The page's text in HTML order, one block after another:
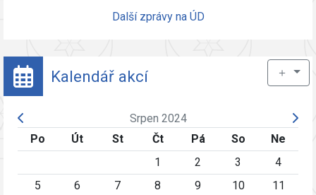
Další zprávy na ÚD
Kalendář akcí ＋
Srpen 2024
Po
Út St Čt Pá So
Ne
1
2 3
4
5
6 7 8 9 10
11